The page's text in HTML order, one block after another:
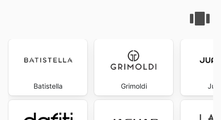
Batistella Grimoldi